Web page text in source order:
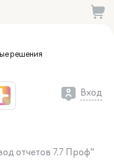
решения
Вход
отчетов 7.7 Проф"